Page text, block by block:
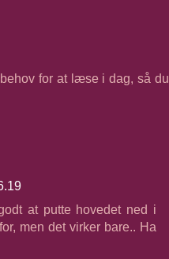
for at læse i dag, så du
at putte hovedet ned i
men det virker bare.. Ha